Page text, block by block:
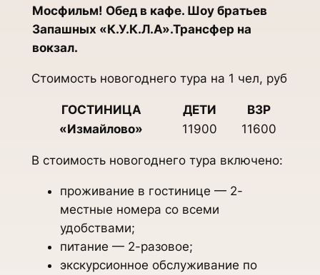
Мосфильм! Обед в кафе. Шоу братьев
Запашных «К.У.К.Л.А».Трансфер на
вокзал.
Стоимость новогоднего тура на 1 чел, руб
ГОСТИНИЦА ДЕТИ
ВЗР
«Измайлово»
11900 11600
В стоимость новогоднего тура включено:
проживание в гостинице — 2-
местные номера со всеми
удобствами;
питание — 2-разовое;
экскурсионное обслуживание по